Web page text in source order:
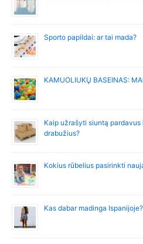
Sporto papildai: ar tai mada?
KAMUOLIUKŲ BASEINAS:
Kaip užrašyti siuntą
drabužius?
Kokius rūbelius pasirinkti
Kas dabar madinga Ispanijoje?